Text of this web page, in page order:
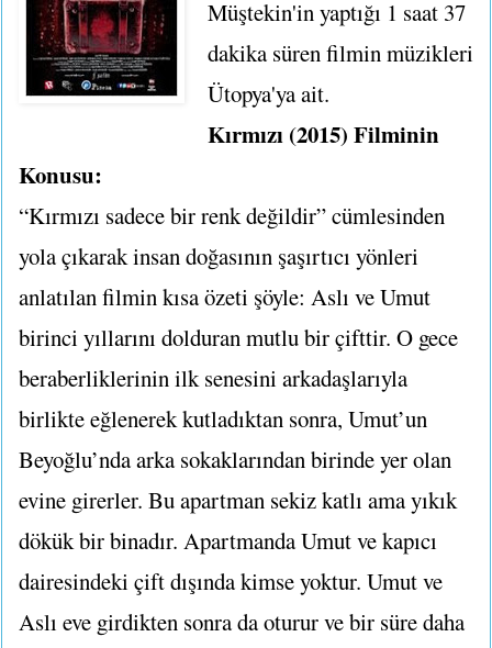
Müştekin'in yaptığı 1 saat 37
dakika süren filmin müzikleri
Ütopya'ya ait.
Kırmızı (2015) Filminin
Konusu:
“Kırmızı sadece bir renk değildir” cümlesinden
yola çıkarak insan doğasının şaşırtıcı yönleri
anlatılan filmin kısa özeti şöyle: Aslı ve Umut
birinci yıllarını dolduran mutlu bir çifttir. O gece
beraberliklerinin ilk senesini arkadaşlarıyla
birlikte eğlenerek kutladıktan sonra, Umut’un
Beyoğlu’nda arka sokaklarından birinde yer olan
evine girerler. Bu apartman sekiz katlı ama yıkık
dökük bir binadır. Apartmanda Umut ve kapıcı
dairesindeki çift dışında kimse yoktur. Umut ve
Aslı eve girdikten sonra da oturur ve bir süre daha